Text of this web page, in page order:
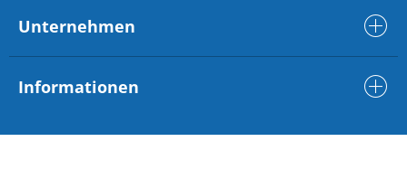
Unternehmen
Informationen